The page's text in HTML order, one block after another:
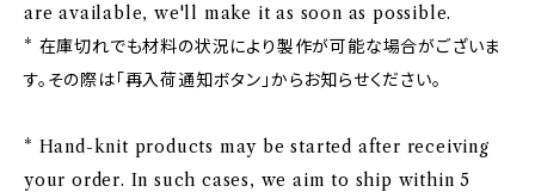
are available, we'll make it as soon as possible.
* 在庫切れでも材料の状況により製作が可能な場合がございま
す。その際は「再入荷通知ボタン」からお知らせください。
* Hand-knit products may be started after receiving
your order. In such cases, we aim to ship within 5